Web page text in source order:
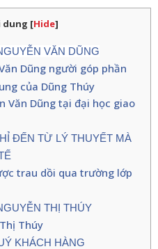
dung [Hide]
VĂN DŨNG
Dũng người góp phần
của Dũng Thúy
Văn Dũng tại đại học giao
ĐẾN TỪ LÝ THUYẾT MÀ
trau dồi qua trường lớp
THỊ THÚY
Thúy
KHÁCH HÀNG